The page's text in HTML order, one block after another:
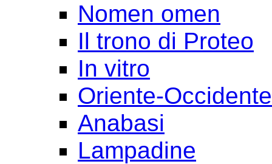
Nomen omen
Il trono di Proteo
In vitro
Oriente-
Anabasi
Lampadine